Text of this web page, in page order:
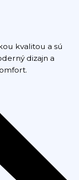
kvalitou a sú
dizajn a